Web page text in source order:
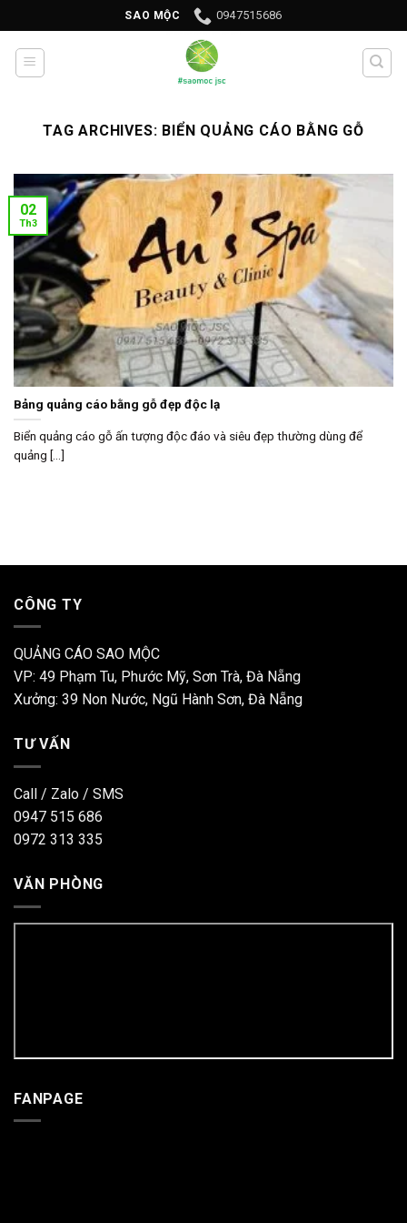
to
content
SAO MỘC 0947515686
TAG ARCHIVES: BIỂN QUẢNG CÁO BẰNG GỖ
Bảng quảng cáo bằng gỗ đẹp độc lạ
Biển quảng cáo gỗ ấn tượng độc đáo và siêu đẹp thường dùng để
quảng [...]
02
Th3
CÔNG TY
QUẢNG CÁO SAO MỘC
VP: 49 Phạm Tu, Phước Mỹ, Sơn Trà, Đà Nẵng
Xưởng: 39 Non Nước, Ngũ Hành Sơn, Đà Nẵng
TƯ VẤN
Call / Zalo / SMS
0947 515 686
0972 313 335
VĂN PHÒNG
FANPAGE